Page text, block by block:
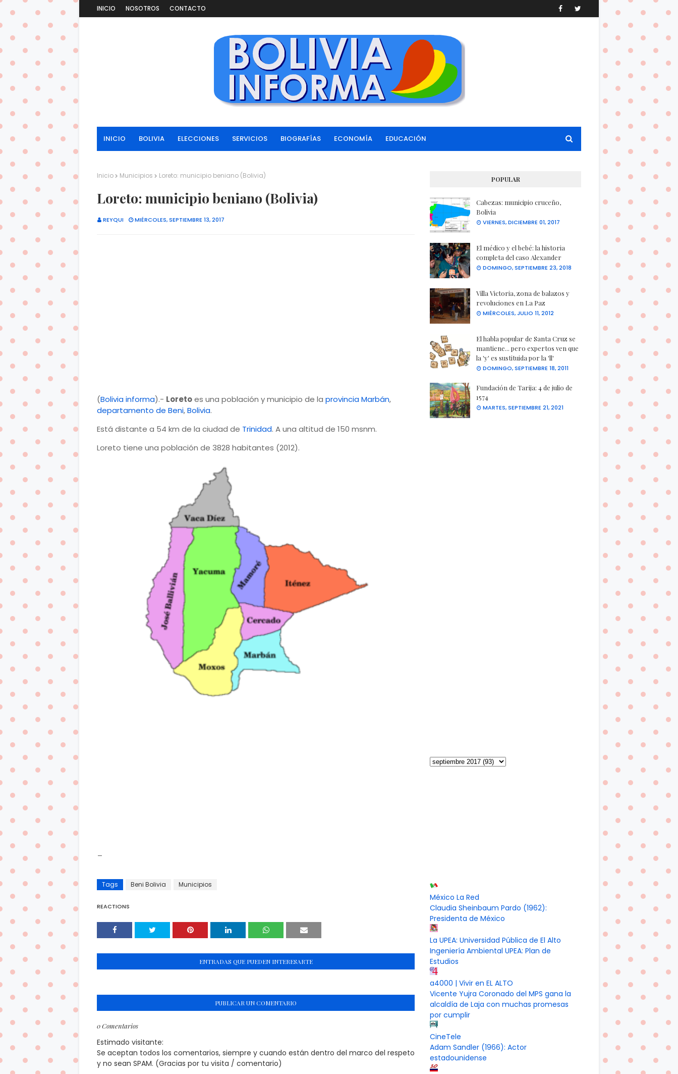
INICIO NOSOTROS CONTACTO
INICIO BOLIVIA ELECCIONES SERVICIOS BIOGRAFÍAS ECONOMÍA EDUCACIÓN
Inicio Municipios Loreto: municipio beniano (Bolivia)
Loreto: municipio beniano (Bolivia)
REYQUI MIÉRCOLES, SEPTIEMBRE 13, 2017
(Bolivia informa).- Loretoes una población y municipio de la provincia Marbán,
departamento de Beni,Bolivia.
Está distante a 54 km de la ciudad de Trinidad. A una altitud de 150 msnm.
Loreto tiene una población de 3828 habitantes (2012).
Tags Beni Bolivia Municipios
REACTIONS
ENTRADAS QUE PUEDEN INTERESARTE
PUBLICAR UN COMENTARIO
0 Comentarios
Estimado visitante:
Se aceptan todos los comentarios, siempre y cuando están dentro del marco del respeto
y no sean SPAM. (Gracias por tu visita / comentario)
POPULAR
Cabezas: municipio cruceño,
Bolivia
VIERNES, DICIEMBRE 01, 2017
El médico y el bebé: la historia
completa del caso Alexander
DOMINGO, SEPTIEMBRE 23, 2018
Villa Victoria, zona de balazos y
revoluciones en La Paz
MIÉRCOLES, JULIO 11, 2012
El habla popular de Santa Cruz se
mantiene... pero expertos ven que
la 'y' es sustituida por la 'll'
DOMINGO, SEPTIEMBRE 18, 2011
Fundación de Tarija: 4 de julio de
1574
MARTES, SEPTIEMBRE 21, 2021
México La Red
Claudia Sheinbaum Pardo (1962):
Presidenta de México
La UPEA: Universidad Pública de El Alto
Ingeniería Ambiental UPEA: Plan de
Estudios
a4000 | Vivir en EL ALTO
Vicente Yujra Coronado del MPS gana la
alcaldía de Laja con muchas promesas
por cumplir
CineTele
Adam Sandler (1966): Actor
estadounidense